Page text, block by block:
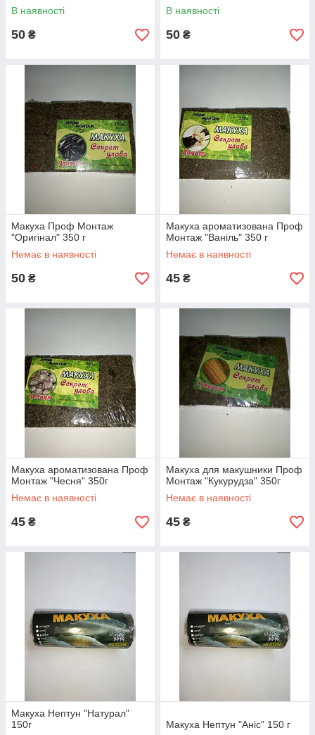
В наявності
50 ₴
В наявності
50 ₴
Макуха Проф Монтаж
"Оригінал" 350 г
Немає в наявності
50 ₴
Макуха ароматизована Проф
Монтаж "Ваніль" 350 г
Немає в наявності
45 ₴
Макуха ароматизована Проф
Монтаж "Чесня" 350г
Немає в наявності
45 ₴
Макуха для макушники Проф
Монтаж "Кукурудза" 350г
Немає в наявності
45 ₴
Макуха Нептун "Натурал"
150г
Макуха Нептун "Аніс" 150 г